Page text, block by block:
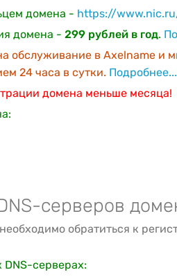
домена - https://
домена - 299 рублей в год.
обслуживание в Axelname и
24 часа в сутки. Подробнее...
домена меньше месяца!
серверов
обратиться к
серверах: